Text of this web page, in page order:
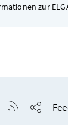
zur
drucken
RSS-Feed